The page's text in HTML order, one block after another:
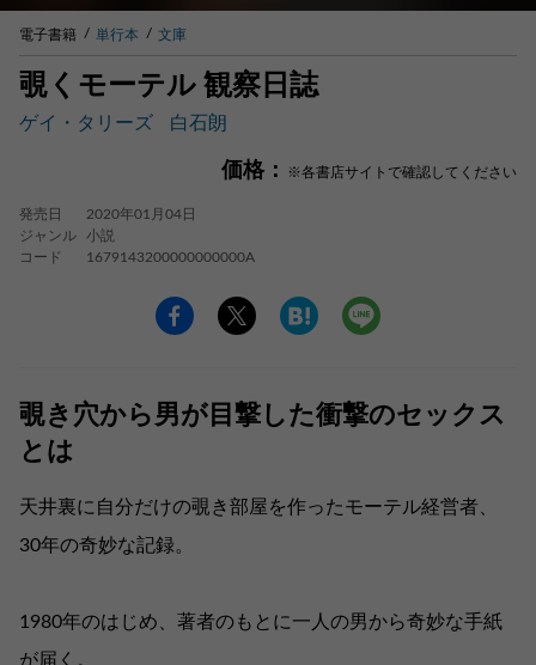
電子書籍 単行本 文庫
覗くモーテル 観察日誌
ゲイ・タリーズ 白石朗
価格： ※各書店サイトで確認してください
発売日
2020年01月04日
ジャンル
小説
コード
1679143200000000000A
覗き穴から男が目撃した衝撃のセックス
とは
天井裏に自分だけの覗き部屋を作ったモーテル経営者、
30年の奇妙な記録。
1980年のはじめ、著者のもとに一人の男から奇妙な手紙
が届く。